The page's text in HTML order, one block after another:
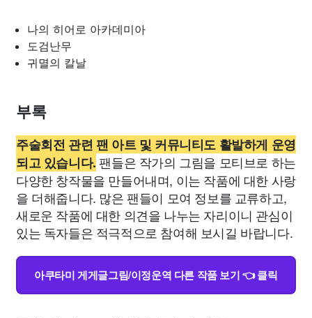
나의 히어로 아카데미아
도검난무
귀멸의 칼날
부록
주술회전 관련 팬 아트 및 커뮤니티도 활발하게 운영
되고 있습니다. 팬들은 작가의 그림을 모티브로 하는
다양한 창작물을 만들어내며, 이는 작품에 대한 사랑
을 더해줍니다. 많은 팬들이 모여 정보를 교류하고,
새로운 작품에 대한 의견을 나누는 자리이니 관심이
있는 독자들은 적극적으로 참여해 보시길 바랍니다.
아쿠타미 게게글그림/이정운역 다른 작품 보기 👈 클릭